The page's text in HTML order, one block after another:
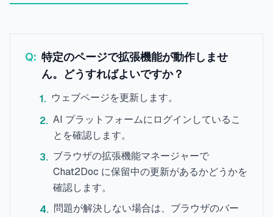
Q: 特定のページで拡張機能が動作しませ
ん。どうすればよいですか？
1. ウェブページを更新します。
2. AI プラットフォームにログインしているこ
とを確認します。
3. ブラウザの拡張機能マネージャーで
Chat2Doc に保留中の更新があるかどうかを
確認します。
4. 問題が解決しない場合は、ブラウザのバー